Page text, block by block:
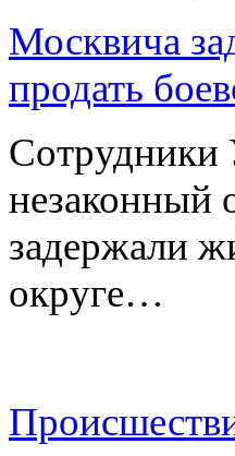
Москвича
продать
Сотрудники
незаконный
задержали
округе…